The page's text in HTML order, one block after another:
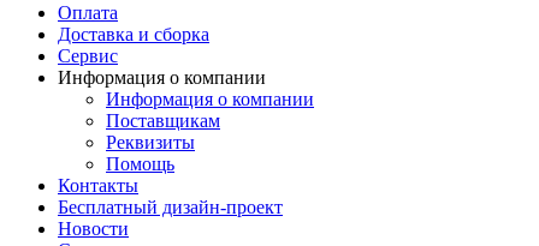
Оплата
Доставка и сборка
Сервис
Информация о компании
Информация о компании
Поставщикам
Реквизиты
Помощь
Контакты
Бесплатный дизайн-проект
Новости